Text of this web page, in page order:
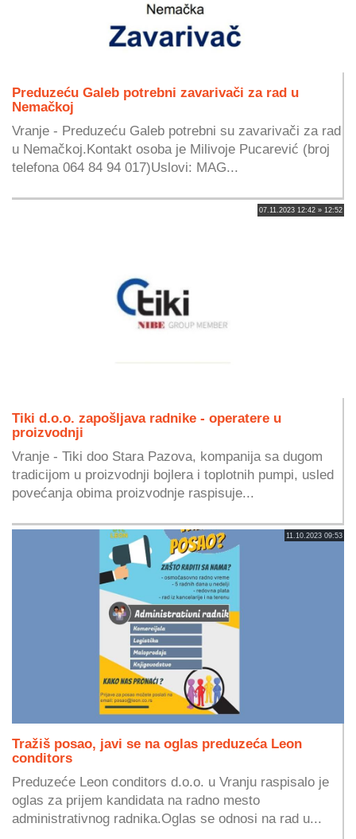
Preduzeću Galeb potrebni zavarivači za rad u
Nemačkoj
Vranje - Preduzeću Galeb potrebni su zavarivači za rad
u Nemačkoj.Kontakt osoba je Milivoje Pucarević (broj
telefona 064 84 94 017)Uslovi: MAG...
07.11.2023 12:42 » 12:52
Tiki d.o.o. zapošljava radnike - operatere u
proizvodnji
Vranje - Tiki doo Stara Pazova, kompanija sa dugom
tradicijom u proizvodnji bojlera i toplotnih pumpi, usled
povećanja obima proizvodnje raspisuje...
11.10.2023 09:53
Tražiš posao, javi se na oglas preduzeća Leon
conditors
Preduzeće Leon conditors d.o.o. u Vranju raspisalo je
oglas za prijem kandidata na radno mesto
administrativnog radnika.Oglas se odnosi na rad u...